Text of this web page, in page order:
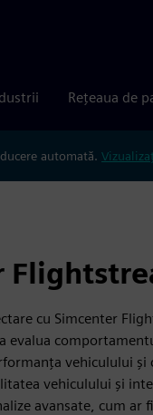
Rețeaua de
automată.
cu Simcenter
evalua
vehiculului și
vehiculului și
avansate, cum ar